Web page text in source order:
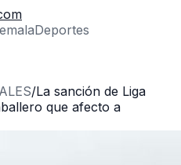
Deportes
/La sanción de Liga
que afecto a